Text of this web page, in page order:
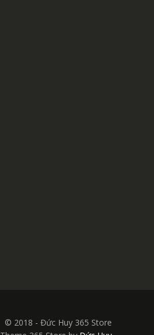
© 2018 - Đức Huy 365 Store